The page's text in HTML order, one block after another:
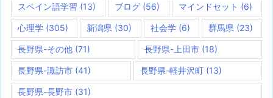
スペイン語学習 (13) ブログ (56) マインドセット (6)
心理学 (305) 新潟県 (30) 社会学(6) 群馬県 (23)
長野県-その他 (71) 長野県-上田市(18)
長野県-諏訪市 (41) 長野県-軽井沢町 (13)
長野県-長野市 (31)